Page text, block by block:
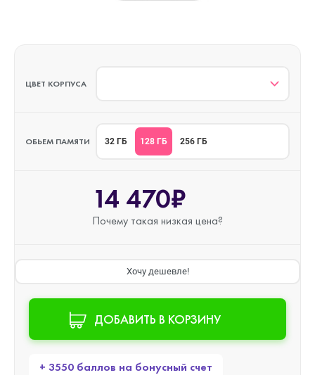
ЦВЕТ КОРПУСА
ОБЬЕМ ПАМЯТИ 32 ГБ 128 ГБ 256 ГБ
14 470₽
Почему такая низкая цена?
Хочу дешевле!
ДОБАВИТЬ В КОРЗИНУ
+ 3550 баллов на бонусный счет